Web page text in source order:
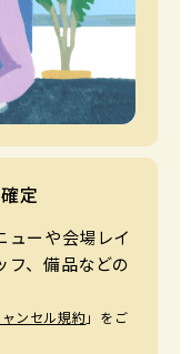
定
ューや会場レイ
フ、備品などの
ンセル規約」をご